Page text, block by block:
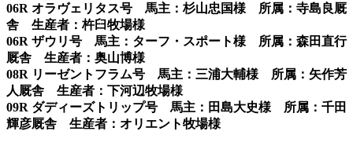
06R オラヴェリタス号 馬主：杉山忠国様 所属：寺島良厩
舎 生産者：杵臼牧場様
06R ザウリ号 馬主：ターフ・スポート様 所属：森田直行
厩舎 生産者：奥山博様
08R リーゼントフラム号 馬主：三浦大輔様 所属：矢作芳
人厩舎 生産者：下河辺牧場様
09R ダディーズトリップ号 馬主：田島大史様 所属：千田
輝彦厩舎 生産者：オリエント牧場様